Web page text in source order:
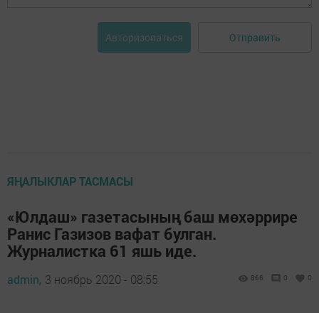
Авторизоваться Отправить
ЯҢАЛЫКЛАР ТАСМАСЫ
«Юлдаш» газетасының баш мөхәррире
Ранис Газизов вафат булган.
Журналистка 61 яшь иде.
admin, 3 ноябрь 2020 - 08:55 866 0 0